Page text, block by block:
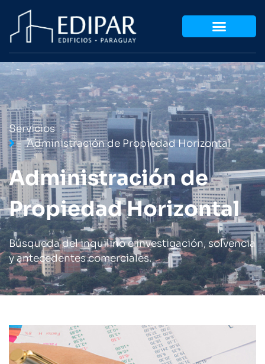
Servicios
Administración de Propiedad Horizontal
Administración de
Propiedad Horizontal
Búsqueda del inquilino e investigación, solvencia
y antecedentes comerciales.